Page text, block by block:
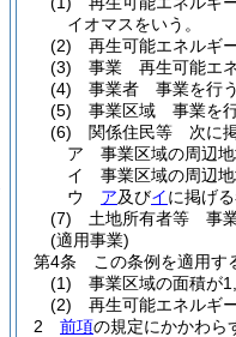
イオマスをいう。
(2)
再生可能エネルギ
(3)
事業 再生可能エネ
(4)
事業者 事業を行う
(5)
事業区域 事業を
(6)
関係住民等 次に掲
ア
事業区域の周辺
イ
事業区域の周辺
ウ
ア及びイに掲げ
(7)
土地所有者等 事業
(適用事業)
第4条
この条例を適用す
(1)
事業区域の面積が
(2)
再生可能エネルギ
2
前項の規定にかかわら